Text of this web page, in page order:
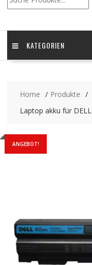
KATEGORIEN
Home
Produkte
Laptop akku für
ANGEBOT!